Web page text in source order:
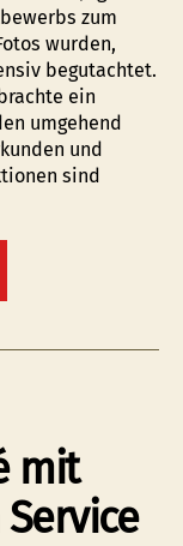
zum
wurden,
begutachtet.
ein
umgehend
und
sind
mit